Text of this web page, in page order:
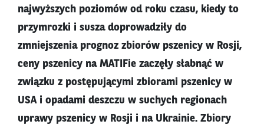
najwyższych poziomów od roku czasu, kiedy to
przymrozki i susza doprowadziły do
zmniejszenia prognoz zbiorów pszenicy w Rosji,
ceny pszenicy na MATIFie zaczęły słabnąć w
związku z postępującymi zbiorami pszenicy w
USA i opadami deszczu w suchych regionach
uprawy pszenicy w Rosji i na Ukrainie. Zbiory